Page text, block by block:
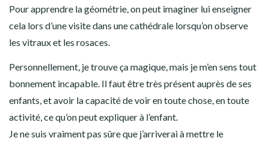
Pour apprendre la géométrie, on peut imaginer lui enseigner
cela lors d’une visite dans une cathédrale lorsqu’on observe
les vitraux et les rosaces.
Personnellement, je trouve ça magique, mais je m’en sens tout
bonnement incapable. Il faut être très présent auprès de ses
enfants, et avoir la capacité de voir en toute chose, en toute
activité, ce qu’on peut expliquer à l’enfant.
Je ne suis vraiment pas sûre que j’arriverai à mettre le